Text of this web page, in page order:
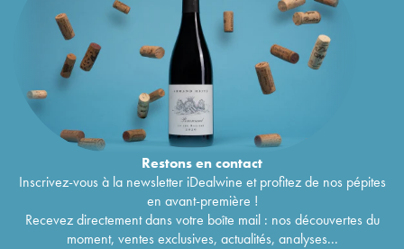
Restons encontact
Inscrivez-vous à la newsletter iDealwine et profitez de nos pépites
en avant-première !
Recevez directement dans votre boîte mail : nos découvertes du
moment, ventes exclusives, actualités, analyses...